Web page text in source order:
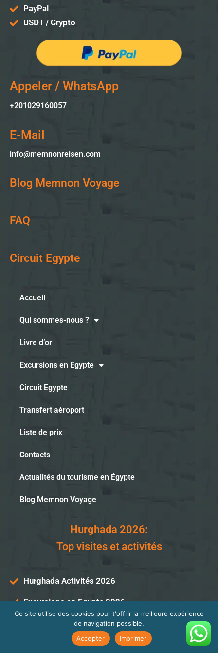
PayPal
USDT / Crypto
Appeler / WhatsApp
+201029160057
E-Mail
info@memnonreisen.com
Blog Memnon Voyage
FAQ
Circuit Egypte
Accueil
Qui sommes-nous ?
Livre d’or
Excursions en Egypte
Circuit Egypte
Transfert aéroport
Liste de prix
Contacts
Actualités du tourisme en Égypte
Blog Memnon Voyage
Hurghada 2026:
Top visites et activités
Hurghada Activités 2026
Excursions en Egypte 2026
Attractions du Caire 2026
Suggestions d’excursions pour Hurghada
Ce site utilise des cookies pour t'offrir la meilleure expérience
de navigation possible.
Accepter
Imprimer